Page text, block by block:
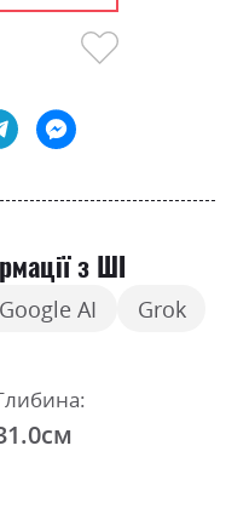
з ШІ
Google AI Grok